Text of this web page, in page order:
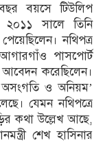
বয়সে টিউলিপ
২০১১ সালে তিনি
নথিপত্র
পাসপোর্ট
আবেদন করেছিলেন।
ও অনিয়ম’
যেমন নথিপত্রে
কথা উল্লেখ আছে,
শেখ হাসিনার